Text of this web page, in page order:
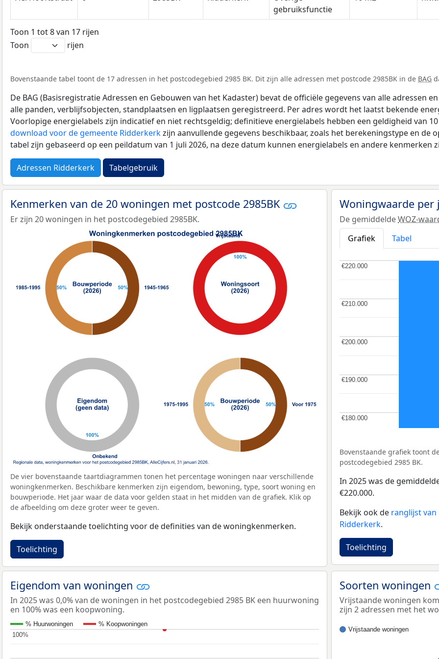
gebruiksfunctie
Toon 1 tot 8 van 17 rijen
Toon
rijen
Bovenstaande tabel toont de 17 adressen in het postcodegebied 2985 BK. Dit zijn alle adressen met postcode 2985BK in de BAG
De BAG (Basisregistratie Adressen en Gebouwen van het Kadaster) bevat de officiële gegevens van alle adressen
alle panden, verblijfsobjecten, standplaatsen en ligplaatsen geregistreerd. Per adres wordt het laatst bekende
Voorlopige energielabels zijn indicatief en niet rechtsgeldig; definitieve energielabels hebben een geldigheid van
download voor de gemeente Ridderkerkzijn aanvullende gegevens beschikbaar, zoals het berekeningstype en de
tabel zijn gebaseerd op een peildatum van 1 juli 2026, na deze datum kunnen energielabels en andere kenmerken
Adressen Ridderkerk Tabelgebruik
Kenmerken van de 20 woningen met postcode 2985BK
Er zijn 20 woningen in het postcodegebied 2985BK.
De vier bovenstaande taartdiagrammen tonen het percentage woningen naar verschillende
woningkenmerken. Beschikbare kenmerken zijn eigendom, bewoning, type, soort woning en
bouwperiode. Het jaar waar de data voor gelden staat in het midden van de grafiek. Klik op
de afbeelding om deze groter weer te geven.
Bekijk onderstaande toelichting voor de definities van de woningkenmerken.
Toelichting
Woningwaarde
De gemiddeldeWOZ-
Grafiek
Tabel
€180.000
€180.000
€190.000
€190.000
€200.000
€200.000
€210.000
€210.000
€220.000
€220.000
Bovenstaande grafiek toont
postcodegebied 2985 BK.
In 2025 was de
€220.000.
Bekijk ook de ranglijst
Ridderkerk.
Toelichting
Eigendom van woningen
In 2025 was 0,0% van de woningen in het postcodegebied 2985 BK een huurwoning
en 100% was een koopwoning.
% Huurwoningen
% Koopwoningen
100%
100%
Soorten woningen
Vrijstaande woningen
zijn 2 adressen met het
Vrijstaande woningen